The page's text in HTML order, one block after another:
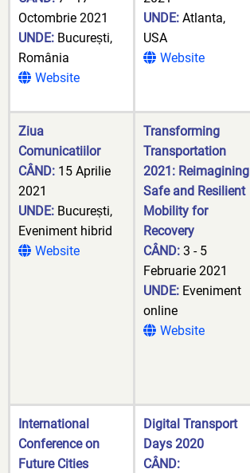
Octombrie 2021
UNDE: București,
România
Website
UNDE: Atlanta,
USA
Website
Ziua
Comunicatiilor
CÂND: 15 Aprilie
2021
UNDE: București,
Eveniment hibrid
Website
Transforming
Transportation
2021: Reimagining
Safe and Resilient
Mobility for
Recovery
CÂND: 3 - 5
Februarie 2021
UNDE: Eveniment
online
Website
International
Conference on
Future Cities
Digital Transport
Days 2020
CÂND: